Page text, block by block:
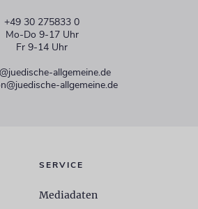
+49 30 275833 0
Mo-Do 9-17 Uhr
Fr 9-14 Uhr
allgemeine.de
allgemeine.de
SERVICE
Mediadaten